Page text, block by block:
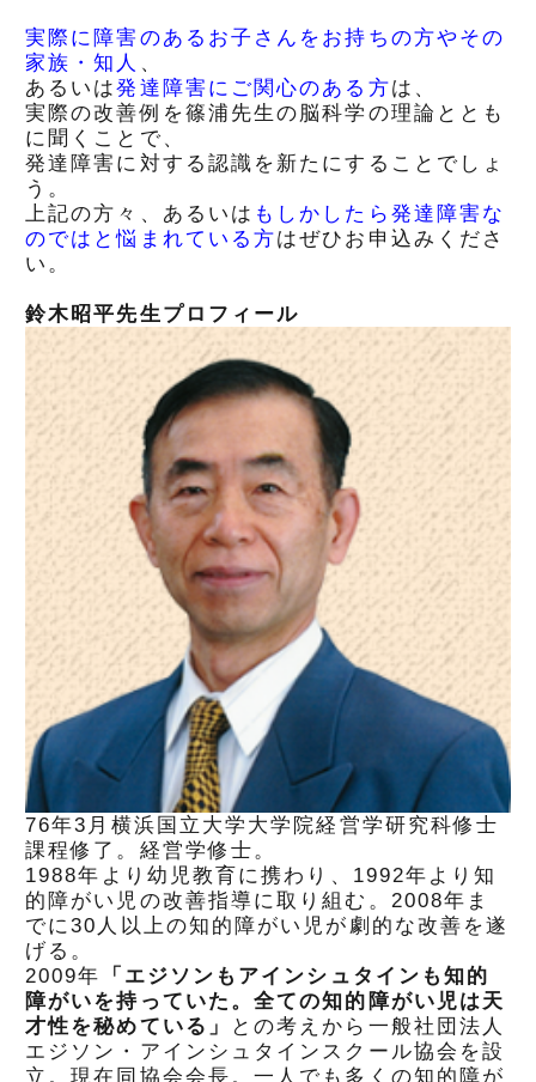
実際に障害のあるお子さんをお持ちの方やその
家族・知人 、
あるいは発達障害にご関心のある方は、
実際の改善例を篠浦先生の脳科学の理論ととも
に聞くことで、
発達障害に対する認識を新たにすることでしょ
う。
上記の方々、あるいは もしかしたら発達障害な
のではと悩まれている方はぜひお申込みくださ
い。
鈴木昭平先生プロフィール
76年3月横浜国立大学大学院経営学研究科修士
課程修了。経営学修士。
1988年より幼児教育に携わり、1992年より知
的障がい児の改善指導に取り組む。2008年ま
でに30人以上の知的障がい児が劇的な改善を遂
げる。
2009年
「エジソンもアインシュタインも知的
障がいを持っていた。全ての知的障がい児は天
才性を秘めている」
との考えから一般社団法人
エジソン・アインシュタインスクール協会を設
立。現在同協会会長。一人でも多くの知的障が